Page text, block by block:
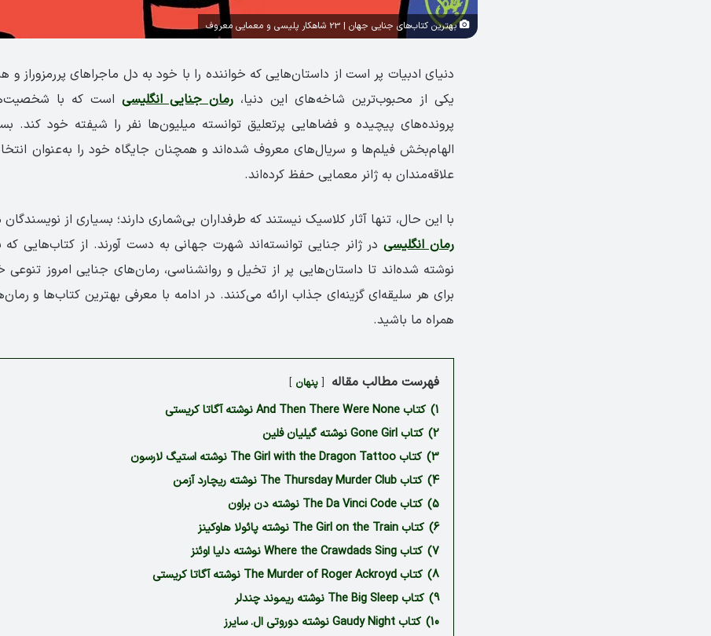
بهترین کتاب‌های جنایی جهان | 23 شاهکار پلیسی و معمایی معروف
دنیای ادبیات پر است از داستان‌هایی که خواننده را با خود به دل ماجراهای پررمزوراز و
یکی از محبوب‌ترین شاخه‌های این دنیا، رمان جنایی انگلیسی است که با
پرونده‌های پیچیده و فضاهایی پرتعلیق توانسته میلیون‌ها نفر را شیفته خود کند.
الهام‌بخش فیلم‌ها و سریال‌های معروف شده‌اند و همچنان جایگاه خود را به‌عنوان
علاقه‌مندان به ژانر معمایی حفظ کرده‌اند.
با این حال، تنها آثار کلاسیک نیستند که طرفداران بی‌شماری دارند؛ بسیاری از
رمان انگلیسیدر ژانر جنایی توانسته‌اند شهرت جهانی به دست آورند. از کتاب‌هایی
نوشته شده‌اند تا داستان‌هایی پر از تخیل و روانشناسی، رمان‌های جنایی امروز تنوعی
برای هر سلیقه‌ای گزینه‌ای جذاب ارائه می‌کنند. در ادامه با معرفی بهترین کتاب‌ها و
همراه ما باشید.
فهرست مطالب مقاله پنهان
1) کتاب And Then There Were None نوشته آگاتا کریستی
2) کتاب Gone Girl نوشته گیلیان فلین
3) کتاب The Girl with the Dragon Tattoo نوشته استیگ لارسون
4) کتاب The Thursday Murder Club نوشته ریچارد آزمن
5) کتاب The Da Vinci Code نوشته دن براون
6) کتاب The Girl on the Train نوشته پائولا هاوکینز
7) کتاب Where the Crawdads Sing نوشته دلیا اوئنز
8) کتاب The Murder of Roger Ackroyd نوشته آگاتا کریستی
9) کتاب The Big Sleep نوشته ریموند چندلر
10) کتاب Gaudy Night نوشته دوروتی ال. سایرز